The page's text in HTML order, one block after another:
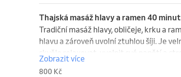
ní se zlepší krevní oběh, pružnost svalů
Thajská masáž hlavy a ramen 40 minut
Tradiční masáž hlavy, obličeje, krku a
hlavu a zároveň uvolní ztuhlou šíji. Je
skvěle relaxovat, uvolnit své napětí a
Zobrazit více
800 Kč